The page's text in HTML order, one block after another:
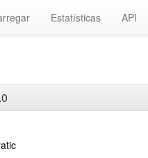
Estatísticas API